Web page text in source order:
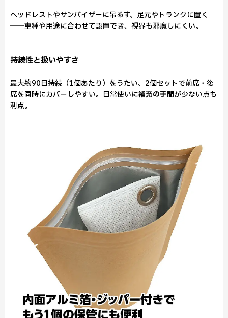
ヘッドレストやサンバイザーに吊るす、足元やトランクに置く
――車種や用途に合わせて設置でき、視界も邪魔しにくい。
持続性と扱いやすさ
最大約90日持続（1個あたり）をうたい、2個セットで前席・後
席を同時にカバーしやすい。日常使いに補充の手間が少ない点も
利点。